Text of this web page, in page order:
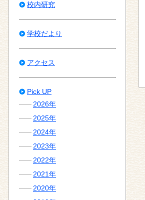
校内研究
学校だより
アクセス
Pick UP
2026年
2025年
2024年
2023年
2022年
2021年
2020年